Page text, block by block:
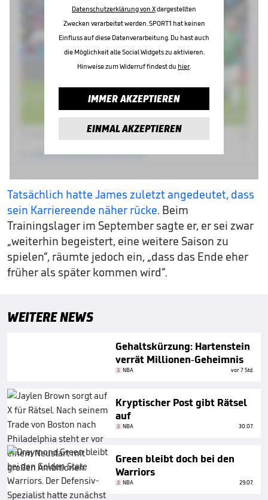
Datenschutzerklärung von Xdargestellten
Zwecken verarbeitet werden. SPORT1 hat keinen
Einfluss auf diese Datenverarbeitung. Du hast auch
die Möglichkeit alle Social Widgets zu aktivieren.
Hinweise zum Widerruf findest du hier.
IMMER AKZEPTIEREN
EINMAL AKZEPTIEREN
Tatsächlich hatte James zuletzt angedeutet, dass
sein Karriereende näher rücke. Beim
Trainingslager im September sagte er, er sei zwar
„weiterhin begeistert, eine weitere Saison zu
spielen“, räumte jedoch ein, „dass das Ende eher
früher als später kommen wird“.
WEITERE NEWS
Gehaltskürzung: Hartenstein
verrät Millionen-Geheimnis
NBA vor 7 Std.
Kryptischer Post gibt Rätsel
auf
NBA 30.07.
Green bleibt doch bei den
Warriors
NBA 29.07.